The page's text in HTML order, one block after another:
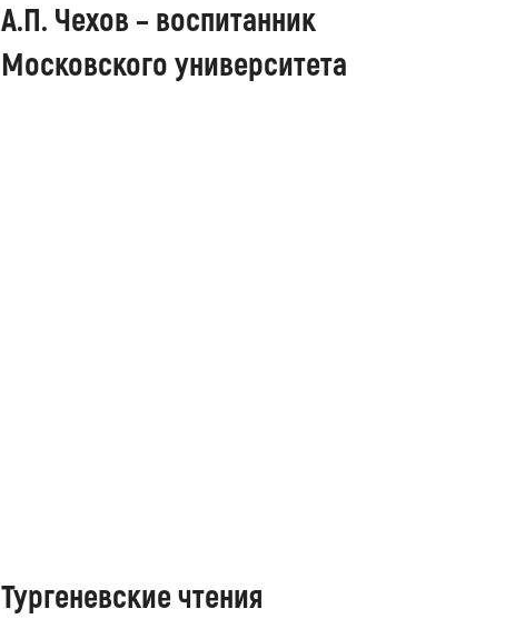
А.П. Чехов – воспитанник
Московского университета
Тургеневские чтения